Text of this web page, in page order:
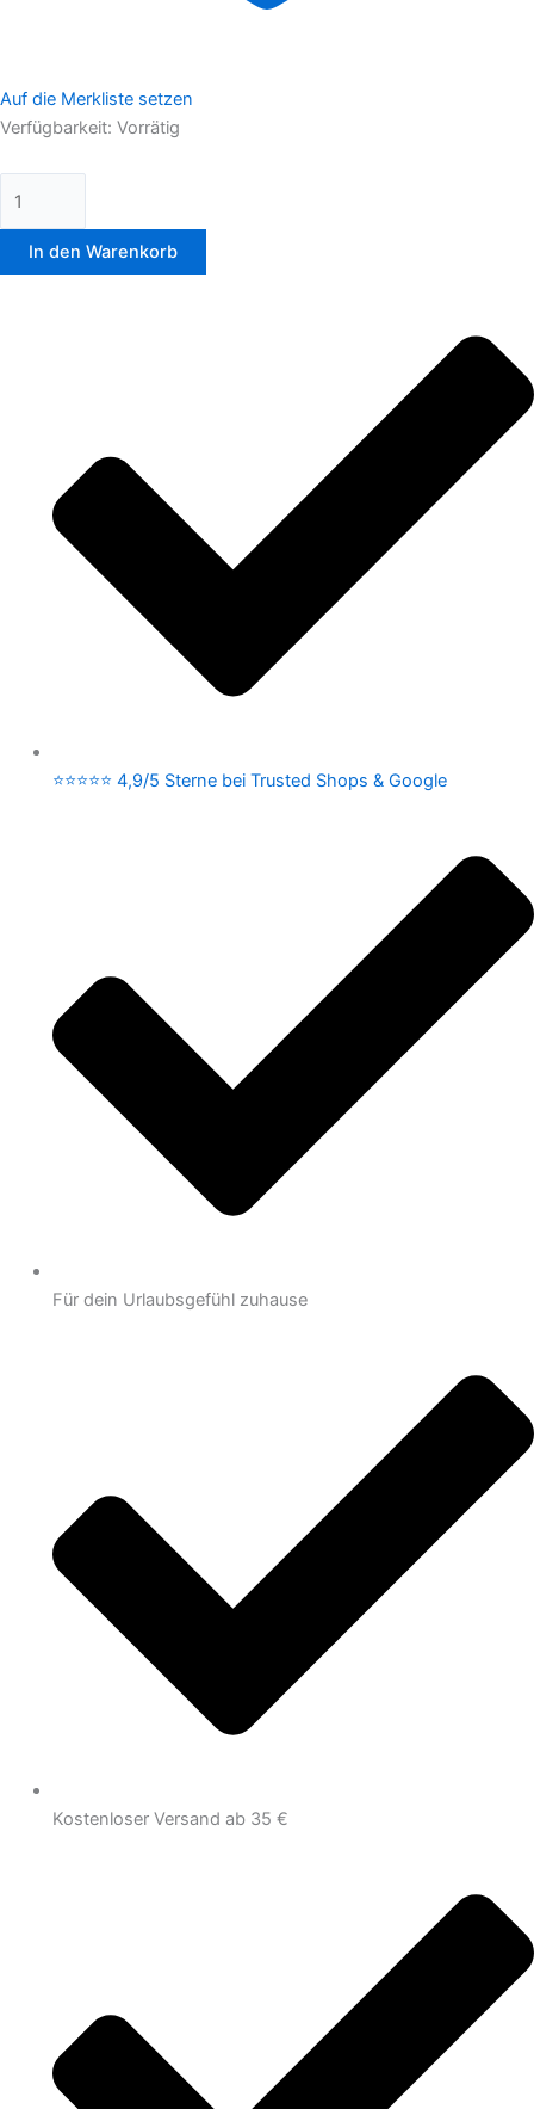
Auf die Merkliste setzen
Verfügbarkeit: Vorrätig
In den Warenkorb
⭐⭐⭐⭐⭐ 4,9/5 Sterne bei Trusted Shops & Google
Für dein Urlaubsgefühl zuhause
Kostenloser Versand ab 35 €